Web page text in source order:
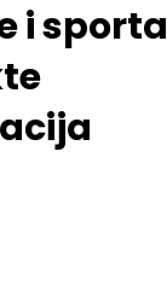
i sporta